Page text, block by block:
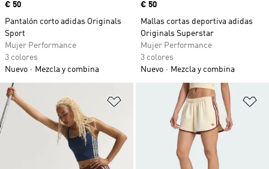
Precio
€ 50
Pantalón corto adidas Originals
Sport
Mujer Performance
3 colores
Nuevo
Mezcla y combina
Precio
€ 50
Mallas cortas deportiva adidas
Originals Superstar
Mujer Performance
3 colores
Nuevo
Mezcla y combina
Añadir a la lista de deseos